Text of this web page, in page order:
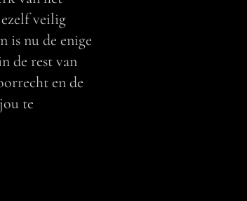
veilig
is nu de enige
de rest van
en de
te